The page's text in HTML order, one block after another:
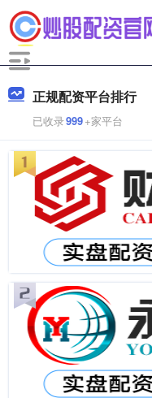
正规配资平台排行
已收录999+家平台